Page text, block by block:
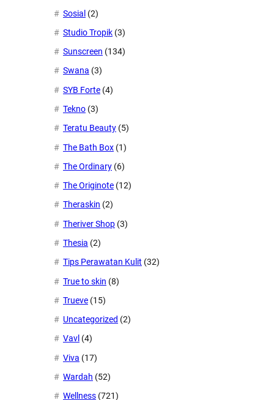
Sosial (2)
Studio Tropik (3)
Sunscreen (134)
Swana (3)
SYB Forte (4)
Tekno (3)
Teratu Beauty (5)
The Bath Box (1)
The Ordinary (6)
The Originote (12)
Theraskin (2)
Theriver Shop (3)
Thesia (2)
Tips Perawatan Kulit (32)
True to skin (8)
Trueve (15)
Uncategorized (2)
Vavl (4)
Viva (17)
Wardah (52)
Wellness (721)